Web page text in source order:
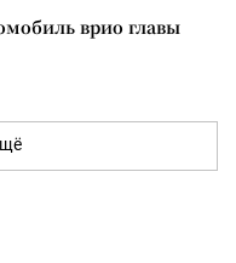
врио главы